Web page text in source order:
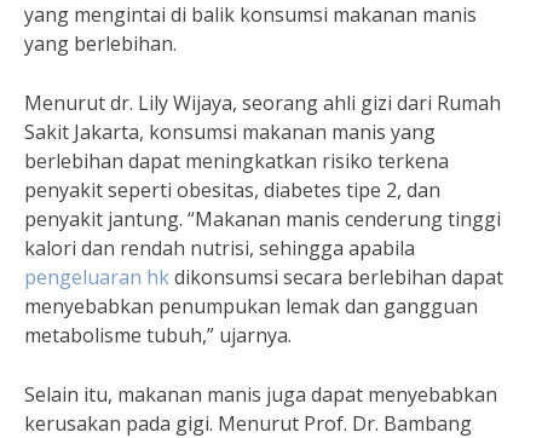
yang mengintai di balik konsumsi makanan manis
yang berlebihan.
Menurut dr. Lily Wijaya, seorang ahli gizi dari Rumah
Sakit Jakarta, konsumsi makanan manis yang
berlebihan dapat meningkatkan risiko terkena
penyakit seperti obesitas, diabetes tipe 2, dan
penyakit jantung. “Makanan manis cenderung tinggi
kalori dan rendah nutrisi, sehingga apabila
pengeluaran hkdikonsumsi secara berlebihan dapat
menyebabkan penumpukan lemak dan gangguan
metabolisme tubuh,” ujarnya.
Selain itu, makanan manis juga dapat menyebabkan
kerusakan pada gigi. Menurut Prof. Dr. Bambang